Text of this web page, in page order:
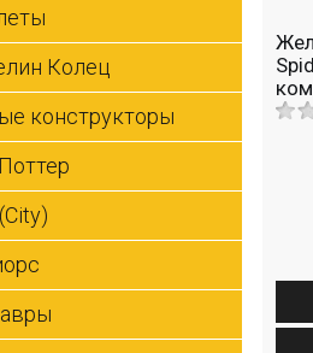
Колец
конструкторы